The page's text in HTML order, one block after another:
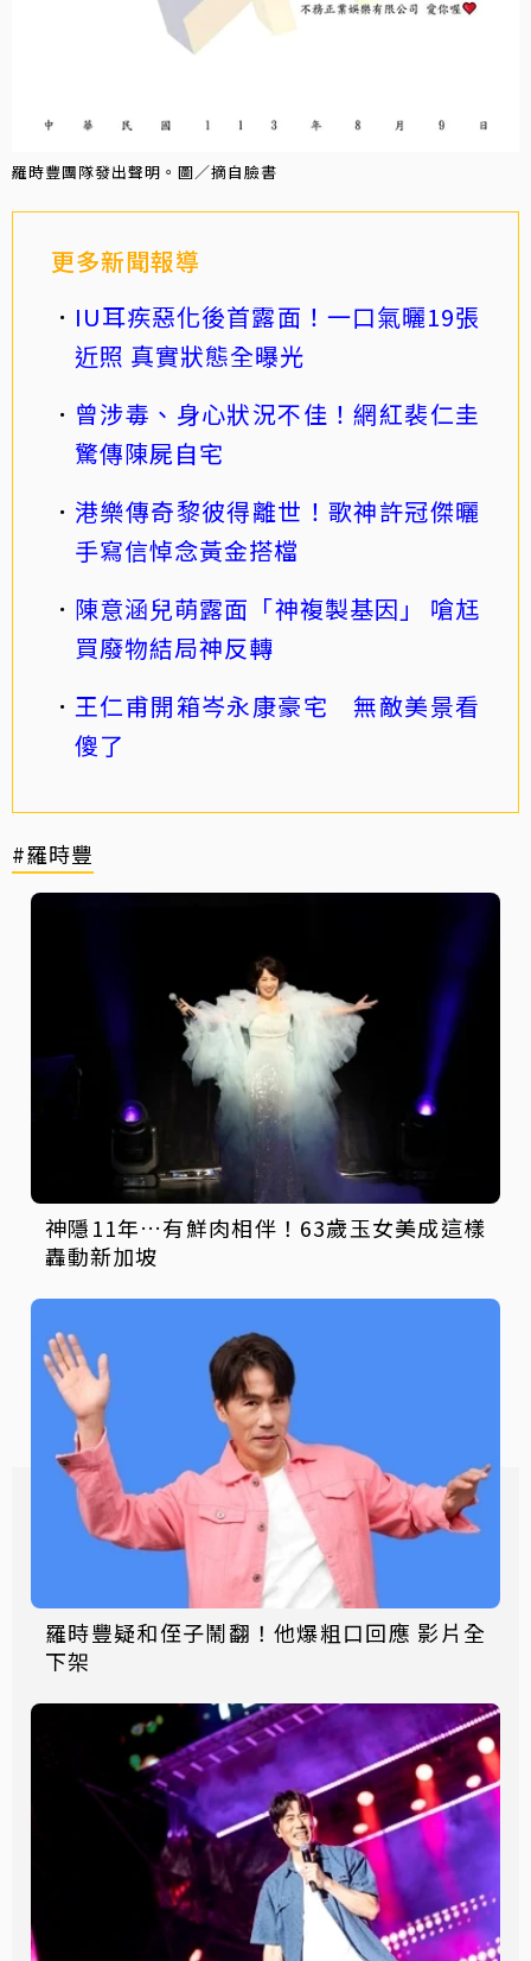
羅時豐團隊發出聲明。圖／摘自臉書
更多新聞報導
IU耳疾惡化後首露面！一口氣曬19張
近照 真實狀態全曝光
曾涉毒、身心狀況不佳！網紅裴仁圭
驚傳陳屍自宅
港樂傳奇黎彼得離世！歌神許冠傑曬
手寫信悼念黃金搭檔
陳意涵兒萌露面「神複製基因」 嗆尪
買廢物結局神反轉
王仁甫開箱岑永康豪宅 無敵美景看
傻了
#羅時豐
神隱11年…有鮮肉相伴！63歲玉女美成這樣
轟動新加坡
羅時豐疑和侄子鬧翻！他爆粗口回應 影片全
下架